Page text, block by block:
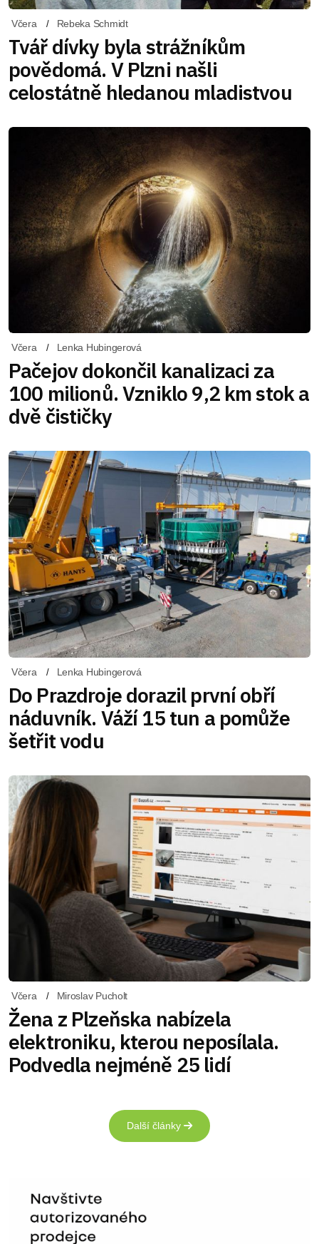
Včera Rebeka Schmidt
Tvář dívky byla strážníkům
povědomá. V Plzni našli
celostátně hledanou mladistvou
Včera Lenka Hubingerová
Pačejov dokončil kanalizaci za
100 milionů. Vzniklo 9,2 km stok a
dvě čističky
Včera Lenka Hubingerová
Do Prazdroje dorazil první obří
náduvník. Váží 15 tun a pomůže
šetřit vodu
Včera Miroslav Pucholt
Žena z Plzeňska nabízela
elektroniku, kterou neposílala.
Podvedla nejméně 25 lidí
Další články